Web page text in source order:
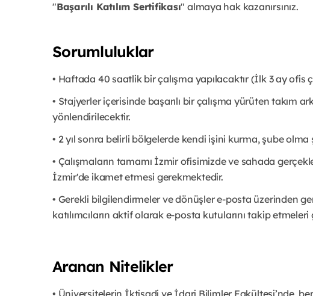
"Başarılı Katılım Sertifikası" almaya hak kazanırsınız.
Sorumluluklar
• Haftada 40 saatlik bir çalışma yapılacaktır (İlk 3 ay ofis
• Stajyerler içerisinde başarılı bir çalışma yürüten takım
yönlendirilecektir.
• 2 yıl sonra belirli bölgelerde kendi işini kurma, şube olma
• Çalışmaların tamamı İzmir ofisimizde ve sahada
İzmir'de ikamet etmesi gerekmektedir.
• Gerekli bilgilendirmeler ve dönüşler e-posta üzerinden
katılımcıların aktif olarak e-posta kutularını takip
Aranan Nitelikler
• Üniversitelerin İktisadi ve İdari Bilimler Fakültesi’nde,